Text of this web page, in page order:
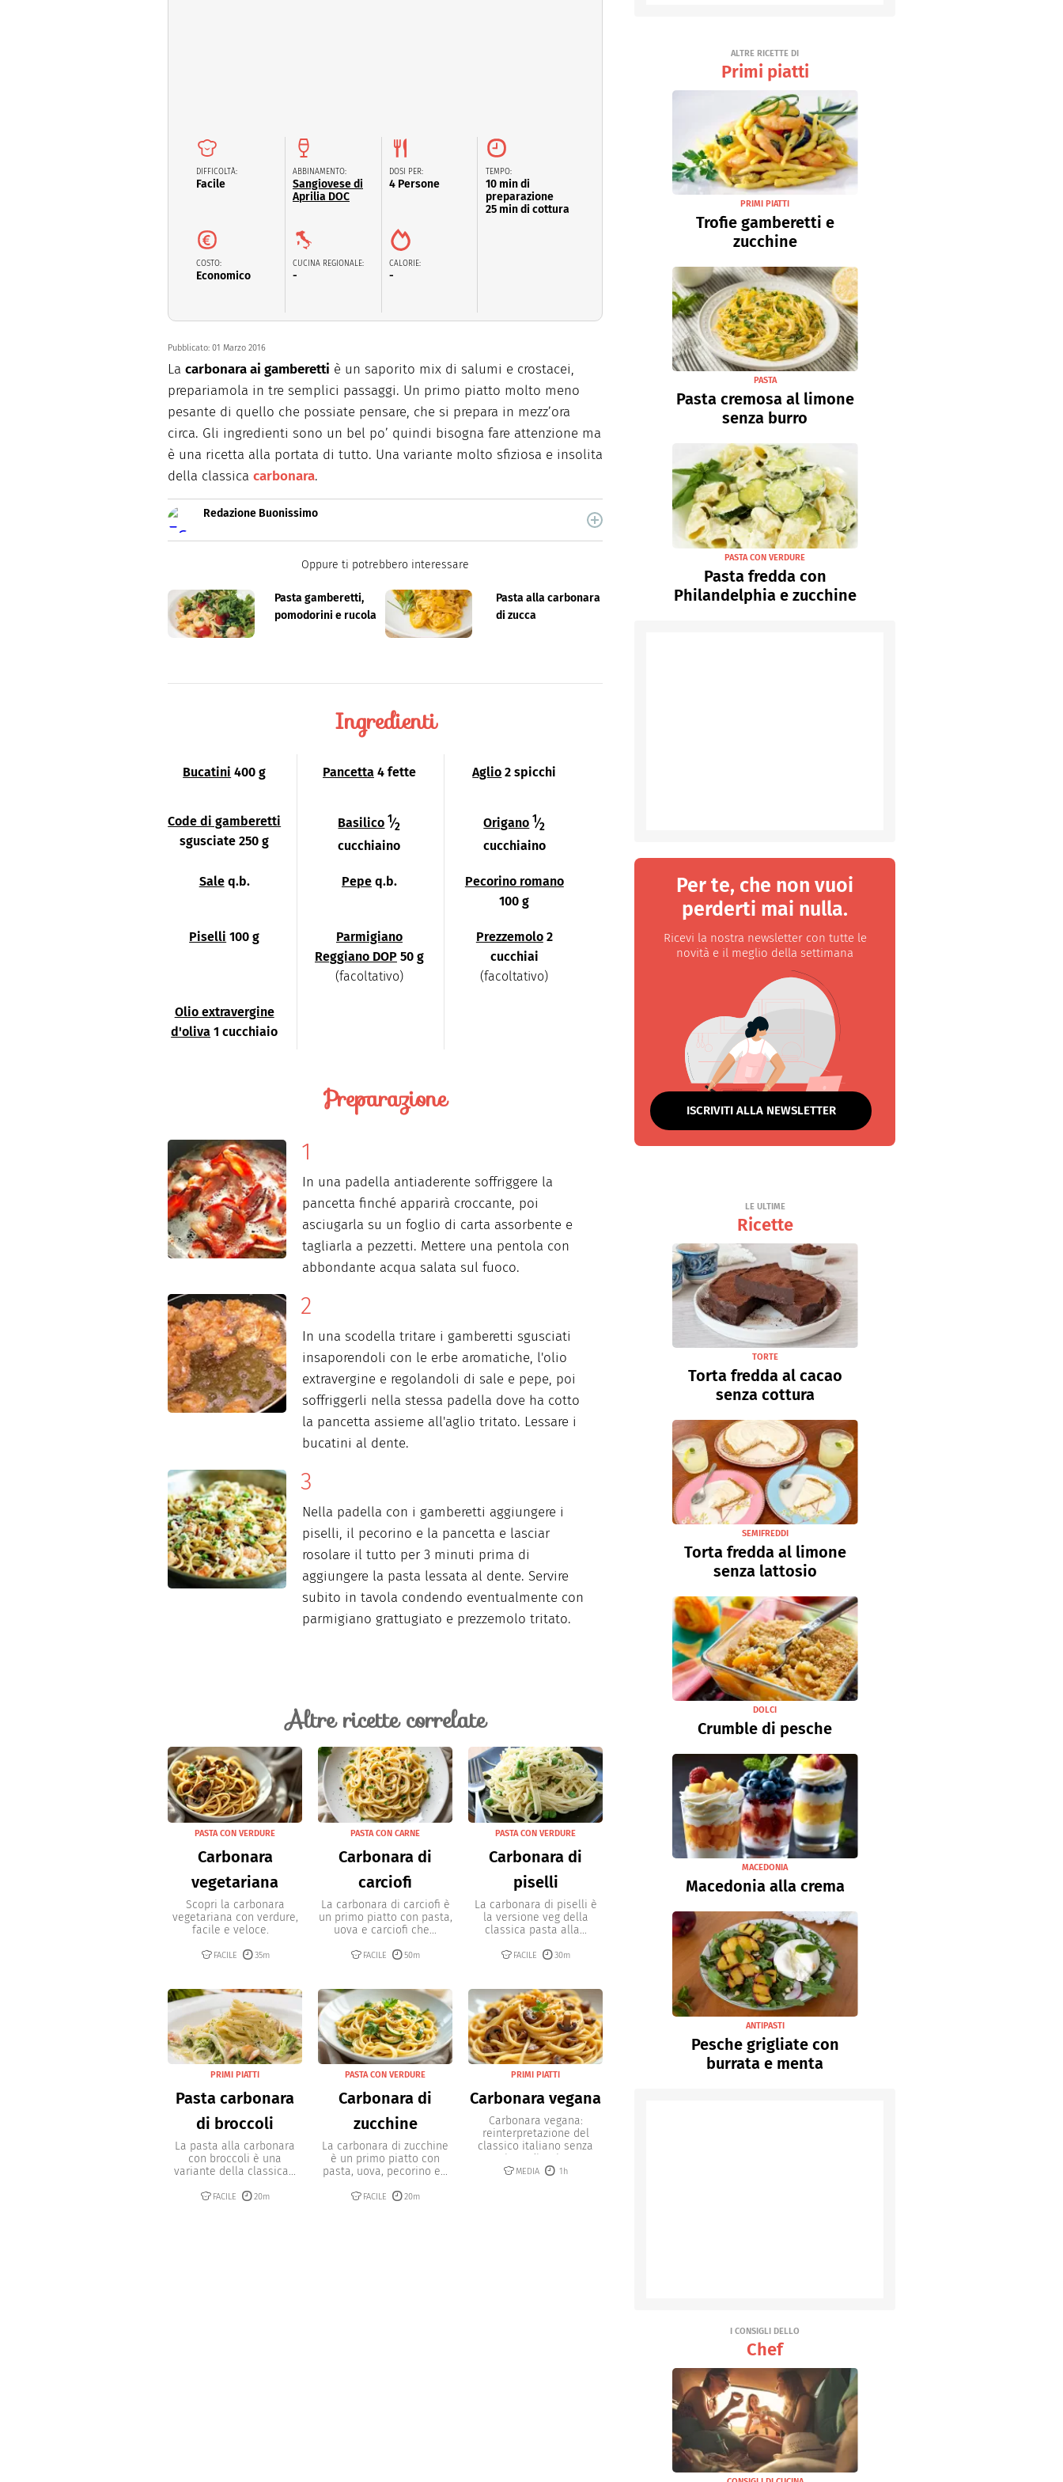
DIFFICOLTÀ:
Facile
ABBINAMENTO:
Sangiovese di
Aprilia DOC
COSTO:
Economico
CUCINA REGIONALE:
-
DOSI PER:
4 Persone
CALORIE:
-
TEMPO:
10 min di
preparazione
25 min di cottura
Pubblicato: 01 Marzo 2016
La carbonara ai gamberetti è un saporito mix di salumi e crostacei,
prepariamola in tre semplici passaggi. Un primo piatto molto meno
pesante di quello che possiate pensare, che si prepara in mezz’ora
circa. Gli ingredienti sono un bel po’ quindi bisogna fare attenzione ma
è una ricetta alla portata di tutto. Una variante molto sfiziosa e insolita
della classica carbonara.
Redazione Buonissimo
Buonissimo è il magazine di cucina di Italiaonline nel quale trovi idee veloci,
facili e spiegate passo passo.
Oppure ti potrebbero interessare
Pasta gamberetti,
pomodorini e rucola
Pasta alla carbonara
di zucca
Ingredienti
Bucatini 400 g Pancetta 4 fette Aglio 2 spicchi
Code di gamberetti
sgusciate 250 g
Basilico 1⁄2
cucchiaino
Origano 1⁄2
cucchiaino
Sale q.b. Pepe q.b.
Pecorino romano
100 g
Piselli 100 g
Parmigiano
Reggiano DOP 50 g
(facoltativo)
Prezzemolo 2
cucchiai
(facoltativo)
Olio extravergine
d'oliva 1 cucchiaio
Preparazione
In una padella antiaderente soffriggere la
pancetta finché apparirà croccante, poi
asciugarla su un foglio di carta assorbente e
tagliarla a pezzetti. Mettere una pentola con
abbondante acqua salata sul fuoco.
In una scodella tritare i gamberetti sgusciati
insaporendoli con le erbe aromatiche, l'olio
extravergine e regolandoli di sale e pepe, poi
soffriggerli nella stessa padella dove ha cotto
la pancetta assieme all'aglio tritato. Lessare i
bucatini al dente.
Nella padella con i gamberetti aggiungere i
piselli, il pecorino e la pancetta e lasciar
rosolare il tutto per 3 minuti prima di
aggiungere la pasta lessata al dente. Servire
subito in tavola condendo eventualmente con
parmigiano grattugiato e prezzemolo tritato.
Altre ricette correlate
PASTA CON VERDURE
Carbonara
vegetariana
Scopri la carbonara
vegetariana con verdure,
facile e veloce.
FACILE 35m
PASTA CON CARNE
Carbonara di
carciofi
La carbonara di carciofi è
un primo piatto con pasta,
uova e carciofi che...
FACILE 50m
PASTA CON VERDURE
Carbonara di
piselli
La carbonara di piselli è
la versione veg della
classica pasta alla...
FACILE 30m
PRIMI PIATTI
Pasta carbonara
di broccoli
La pasta alla carbonara
con broccoli è una
variante della classica...
FACILE 20m
PASTA CON VERDURE
Carbonara di
zucchine
La carbonara di zucchine
è un primo piatto con
pasta, uova, pecorino e...
FACILE 20m
PRIMI PIATTI
Carbonara vegana
Carbonara vegana:
reinterpretazione del
classico italiano senza
ingredienti...
MEDIA 1h
ALTRE RICETTE DI
Primi piatti
PRIMI PIATTI
Trofie gamberetti e
zucchine
PASTA
Pasta cremosa al limone
senza burro
PASTA CON VERDURE
Pasta fredda con
Philandelphia e zucchine
Per te, che non vuoi
perderti mai nulla.
Ricevi la nostra newsletter con tutte le
novità e il meglio della settimana
ISCRIVITI ALLA NEWSLETTER
LE ULTIME
Ricette
TORTE
Torta fredda al cacao
senza cottura
SEMIFREDDI
Torta fredda al limone
senza lattosio
DOLCI
Crumble di pesche
MACEDONIA
Macedonia alla crema
ANTIPASTI
Pesche grigliate con
burrata e menta
I CONSIGLI DELLO
Chef